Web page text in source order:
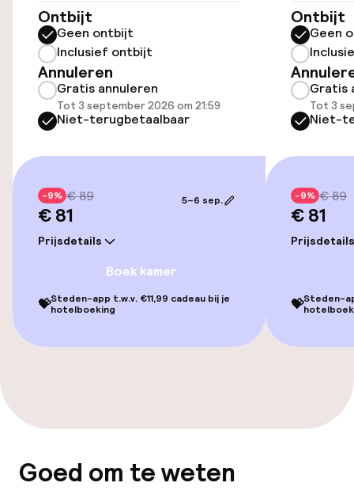
Overal rolstoeltoegankelijk
Lift
Entertainment
Beleid
Borg bij aankomst
Overal rookvrij
Kleine huisdieren toegestaan (minder
Ontbijt
Geen ontbijt
Inclusief ontbijt
Annuleren
Gratis annuleren
Tot 3 september 2026 om 21:59
Niet-terugbetaalbaar
-9% € 89
€ 81
Prijsdetails
5–6 sep.
Boek kamer
💝Steden-app t.w.v. €11,99 cadeau bij je
hotelboeking
Ontbijt
Geen
Gratis
Tot 3
Niet-
-9% € 89
€ 81
Prijsdetails
💝Steden-
Goed om te weten